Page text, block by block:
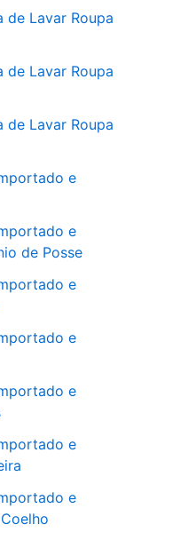
de Lavar Roupa
de Lavar Roupa
de Lavar Roupa
e
e
de Posse
e
e
e
e
e